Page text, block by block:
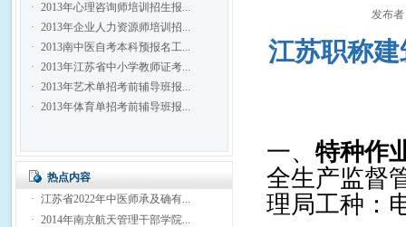
· 2013年心理咨询师培训招生报...
· 2013年企业人力资源师培训招...
· 2013南中医自考本科预报名工...
· 2013年江苏省中小学教师证考...
· 2013年艺术单招考前辅导班报...
· 2013年体育单招考前辅导班报...
热点内容
· 江苏省2022年中医师承及确有...
· 2014年南京航天管理干部学院...
发布者
江苏职称
一、 特种作
全生产监督
理局工种：